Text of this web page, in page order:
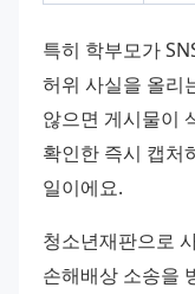
특히 학부모가
허위 사실을 올리
않으면 게시물이
확인한 즉시 캡처
일이에요.
청소년재판으로
손해배상 소송을